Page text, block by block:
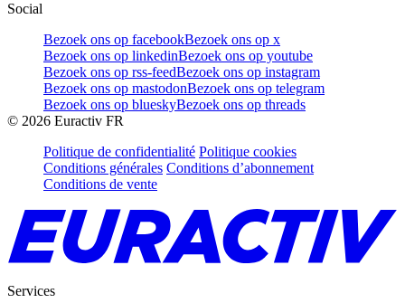
Social
Bezoek ons op facebookBezoek ons op x
Bezoek ons op linkedinBezoek ons op youtube
Bezoek ons op rss-feedBezoek ons op instagram
Bezoek ons op mastodonBezoek ons op telegram
Bezoek ons op blueskyBezoek ons op threads
© 2026 Euractiv FR
Politique de confidentialité Politique cookies
Conditions générales Conditions d’abonnement
Conditions de vente
Services